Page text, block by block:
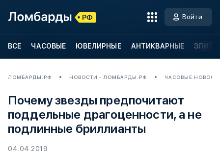
Войти
ВСЕ ЧАСОВЫЕ ЮВЕЛИРНЫЕ АНТИКВАРНЫЕ
ЛОМБАРДЫ.РФ НОВОСТИ - ЛОМБАРДЫ.РФ ЧАСОВЫЕ
Почему звезды предпочитают
поддельные драгоценности, а не
подлинные бриллианты
04.04.2019